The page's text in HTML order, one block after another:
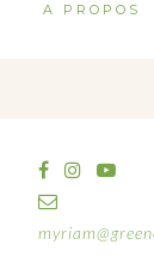
A PROPOS